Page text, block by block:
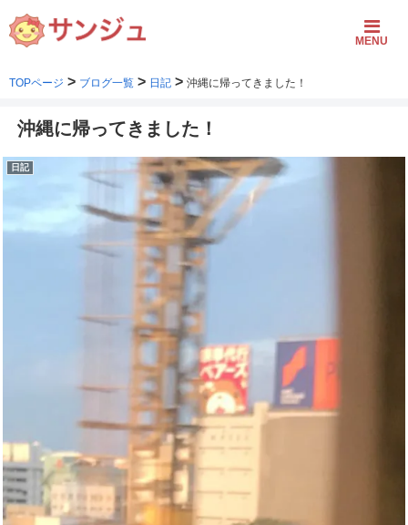
MENU
TOPページ > ブログ一覧 > 日記 > 沖縄に帰ってきました！
沖縄に帰ってきました！
日記